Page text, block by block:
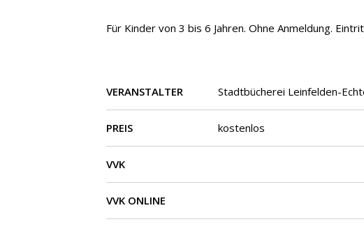
Für Kinder von 3 bis 6 Jahren. Ohne Anmeldung.
VERANSTALTER Stadtbücherei Leinfelden-
PREIS kostenlos
VVK
VVK ONLINE